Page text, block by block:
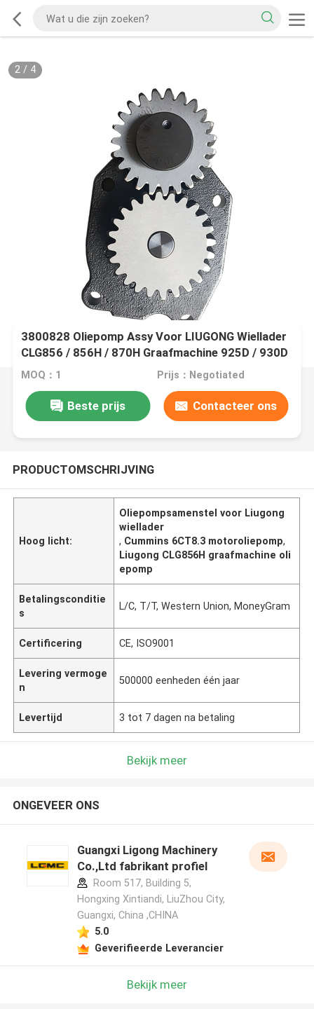
2/ 4
3800828 Oliepomp Assy Voor LIUGONG Wiellader
CLG856 / 856H / 870H Graafmachine 925D / 930D ​​
/ 936D Motor 6CT8.3 (6C8.3)
MOQ：1 Prijs：Negotiated
Beste prijs Contacteer ons
PRODUCTOMSCHRIJVING
Hoog licht:
Oliepompsamenstel voor Liugong
wiellader
, Cummins 6CT8.3 motoroliepomp,
Liugong CLG856H graafmachine oli
epomp
Betalingsconditie
s
L/C, T/T, Western Union, MoneyGram
Certificering CE, ISO9001
Levering vermoge
n
500000 eenheden één jaar
Levertijd 3 tot 7 dagen na betaling
Bekijk meer
ONGEVEER ONS
Guangxi Ligong Machinery
Co.,Ltd fabrikant profiel
Room 517, Building 5,
Hongxing Xintiandi, LiuZhou City,
Guangxi, China ,CHINA
5.0
Geverifieerde Leverancier
Bekijk meer